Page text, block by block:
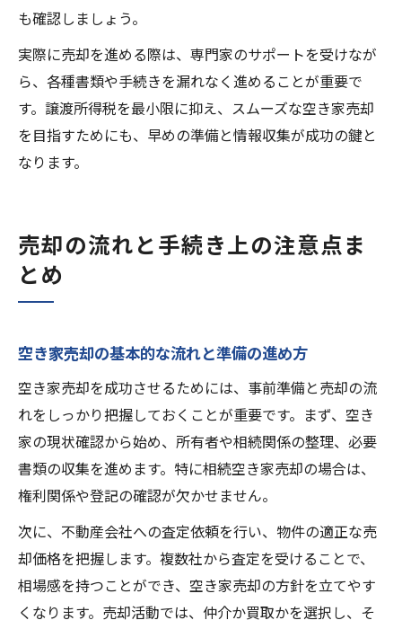
も確認しましょう。
実際に売却を進める際は、専門家のサポートを受けなが
ら、各種書類や手続きを漏れなく進めることが重要で
す。譲渡所得税を最小限に抑え、スムーズな空き家売却
を目指すためにも、早めの準備と情報収集が成功の鍵と
なります。
売却の流れと手続き上の注意点ま
とめ
空き家売却の基本的な流れと準備の進め方
空き家売却を成功させるためには、事前準備と売却の流
れをしっかり把握しておくことが重要です。まず、空き
家の現状確認から始め、所有者や相続関係の整理、必要
書類の収集を進めます。特に相続空き家売却の場合は、
権利関係や登記の確認が欠かせません。
次に、不動産会社への査定依頼を行い、物件の適正な売
却価格を把握します。複数社から査定を受けることで、
相場感を持つことができ、空き家売却の方針を立てやす
くなります。売却活動では、仲介か買取かを選択し、そ